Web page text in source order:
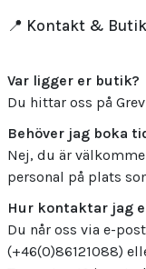
📍 Kontakt & Butik
Var ligger er butik?
Du hittar oss på
Behöver jag boka
Nej, du är
personal på plats
Hur kontaktar jag
Du når oss via e-
(+46(0)86121088)